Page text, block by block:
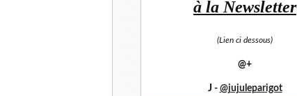
à la Newsletter
(Lien ci dessous)
@+
J - @jujuleparigot